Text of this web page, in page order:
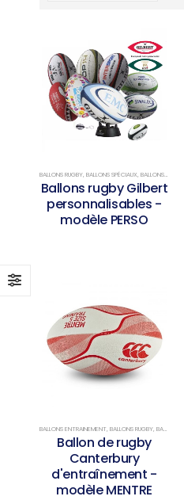
BALLONS RUGBY, BALLONS SPÉCIAUX, BALLONS TAILLE 3
Ballons rugby Gilbert
personnalisables -
modèle PERSO
BALLONS ENTRAINEMENT, BALLONS RUGBY, BALLONS TAILLE 3
Ballon de rugby
Canterbury
d'entraînement -
modèle MENTRE